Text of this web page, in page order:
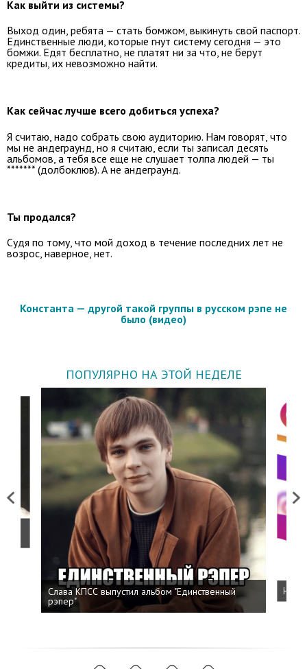
Как выйти из системы?
Выход один, ребята — стать бомжом, выкинуть свой паспорт.
Единственные люди, которые гнут систему сегодня — это
бомжи. Едят бесплатно, не платят ни за что, не берут
кредиты, их невозможно найти.
Как сейчас лучше всего добиться успеха?
Я считаю, надо собрать свою аудиторию. Нам говорят, что
мы не андеграунд, но я считаю, если ты записал десять
альбомов, а тебя все еще не слушает толпа людей — ты
******* (долбоклюв). А не андеграунд.
Ты продался?
Судя по тому, что мой доход в течение последних лет не
возрос, наверное, нет.
Константа — другой такой группы в русском рэпе не
было (видео)
ПОПУЛЯРНО НА ЭТОЙ НЕДЕЛЕ
Previous
Слава КПСС выпустил альбом "Единственный
рэпер"
Next